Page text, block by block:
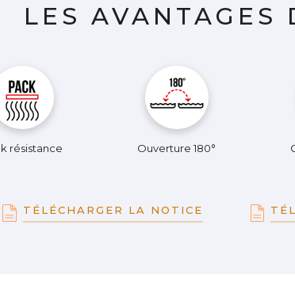
LES AVANTAGES
résistance Ouverture 180°
TÉLÉCHARGER LA NOTICE